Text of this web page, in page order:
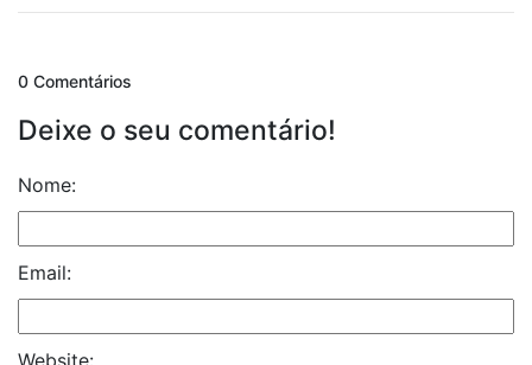
0 Comentários
Deixe o seu comentário!
Nome:
Email: